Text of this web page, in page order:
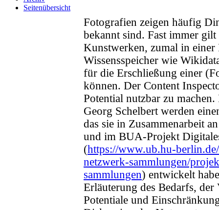
Seitenübersicht
Fotografien zeigen häufig
bekannt sind. Fast immer
Kunstwerken, zumal in
Wissensspeicher wie
für die Erschließung einer
können. Der Content
Potential nutzbar zu
Georg Schelbert werden
das sie in Zusammenarbeit
und im BUA-Projekt
(https://www.ub.hu-
netzwerk-sammlungen/
sammlungen) entwickelt
Erläuterung des Bedarfs, der
Potentiale und